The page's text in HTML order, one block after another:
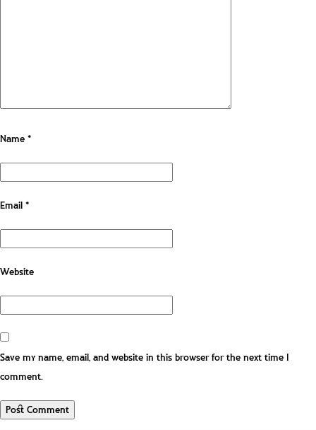
Name*
Email*
Website
Save my name, email, and website in this browser for the next time I
comment.